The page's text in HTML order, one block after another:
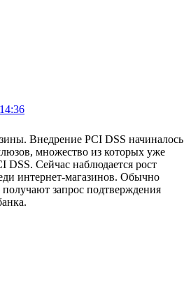
Внедрение PCI DSS начиналось
множество из которых уже
DSS. Сейчас наблюдается рост
интернет-магазинов. Обычно
запрос подтверждения